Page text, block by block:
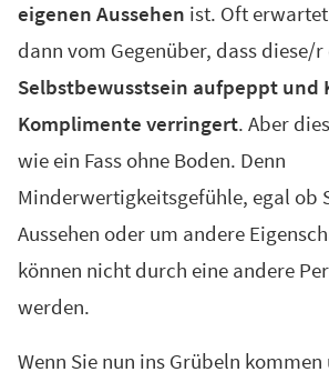
eigenen Aussehen ist. Oft
dann vom Gegenüber, dass diese/r
Selbstbewusstsein aufpeppt und
Komplimente verringert. Aber
wie ein Fass ohne Boden. Denn
Minderwertigkeitsgefühle, egal ob
Aussehen oder um andere
können nicht durch eine andere
werden.
Wenn Sie nun ins Grübeln